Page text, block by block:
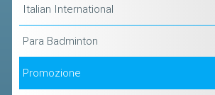
Italian International
Para Badminton
Promozione
GARE ED EVENTI
COMUNICATI